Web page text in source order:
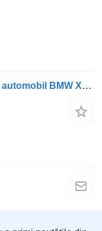
BMW Diferential Fata X5/X6 pentru automobil BMW X5 (G05) X6 (G06)